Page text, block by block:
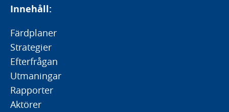
Innehåll:
Färdplaner
Strategier
Efterfrågan
Utmaningar
Rapporter
Aktörer